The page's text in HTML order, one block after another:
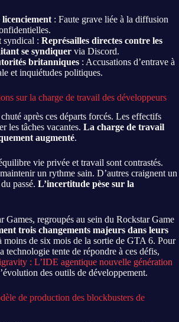
: Faute grave liée à la diffusion
syndical : Représailles directes contre les
se syndiquer via Discord.
britanniques : Accusations d’entrave à
et inquiétudes politiques.
sur la charge de travail des développeurs
après ces départs forcés. Les effectifs
les tâches vacantes. La charge de travail
augmenté.
vie privée et travail sont contrastés.
un rythme sain. D’autres craignent un
passé. L’incertitude pèse sur la
Games, regroupés au sein du Rockstar Game
trois changements majeurs dans leurs
moins de six mois de la sortie de GTA 6. Pour
technologie tente de répondre à ces défis,
: L’IDE agentique nouvelle génération
des outils de développement.
de production des blockbusters de